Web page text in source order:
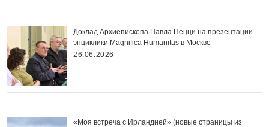
Доклад Архиепископа Павла Пецци на презентации
энциклики Magnifica Нumanitas в Москве
26.06.2026
«Моя встреча с Ирландией» (новые страницы из